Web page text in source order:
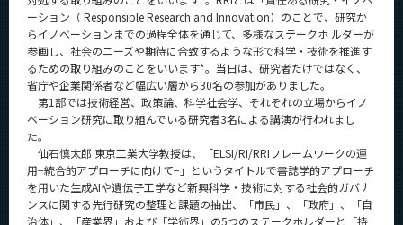
ーション（ Responsible Research and Innovation）のことで、研究か
らイノべーションまでの過程全体を通じて、多様なステークホ ルダーが
参画し、社会のニーズや期待に合致するような形で科学・技術を推進す
るための取り組みのことをいいます*。当日は、研究者だけではなく、
省庁や企業関係者など幅広い層から30名の参加がありました。
第1部では技術経営、政策論、科学社会学、それぞれの立場からイノ
ベーション研究に取り組んでいる研究者3名による講演が行われまし
た。
仙石慎太郎 東京工業大学教授は、「ELSI/RI/RRIフレームワークの運
用−統合的アプローチに向けて−」というタイトルで書誌学的アプローチ
を用いた生成AIや遺伝子工学など新興科学・技術に対する社会的ガバナ
ンスに関する先行研究の整理と課題の抽出、「市民」、「政府」、「自
治体」、「産業界」および「学術界」の5つのステークホルダーと「持
CLOSE